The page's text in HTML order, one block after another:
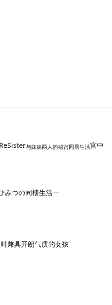
与妹妹两人的秘密同居生活官中
みつの同棲生活―
兼具开朗气质的女孩